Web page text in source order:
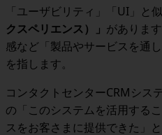
「ユーザビリティ」「UI 」と
クスペリエンス）」 があります
感など「製品やサービスを通
を指します。
コンタクトセンターCRMシス
の「このシステムを活用する
スをお客さまに提供できた」